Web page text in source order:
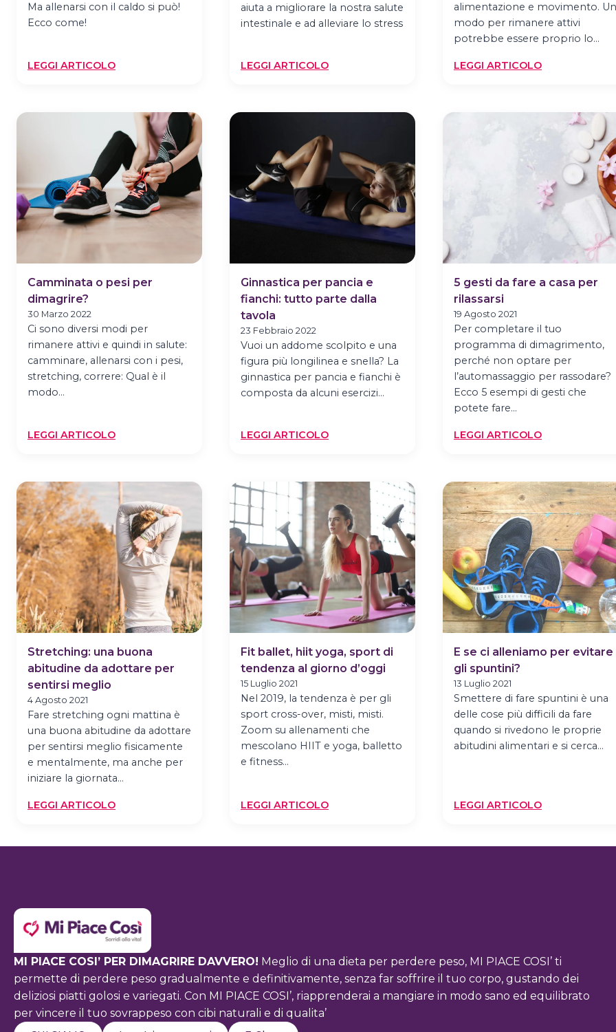
Ma allenarsi con il caldo si può!
Ecco come!
LEGGI ARTICOLO:
IL
CALDO
aiuta a migliorare la nostra salute
intestinale e ad alleviare lo stress
LEGGI ARTICOLO:
SU
MUSCOLO
alimentazione e movimento.
modo per rimanere attivi
potrebbe essere proprio lo…
LEGGI ARTICOLO:
LO
YOGA
Camminata o pesi per
dimagrire?
30 Marzo 2022
Ci sono diversi modi per
rimanere attivi e quindi in salute:
camminare, allenarsi con i pesi,
stretching, correre: Qual è il
modo…
LEGGI ARTICOLO:
PESI
PER
DIMAGRIRE?
Ginnastica per pancia e
fianchi: tutto parte dalla
tavola
23 Febbraio 2022
Vuoi un addome scolpito e una
figura più longilinea e snella? La
ginnastica per pancia e fianchi è
composta da alcuni esercizi…
LEGGI ARTICOLO:
PANCIA
E
FIANCHI:
TUTTO
PARTE
DALLA
TAVOLA
5 gesti da fare a casa per
rilassarsi
19 Agosto 2021
Per completare il tuo
programma di dimagrimento,
perché non optare per
l’automassaggio per rassodare?
Ecco 5 esempi di gesti che
potete fare…
LEGGI ARTICOLO:
DA
FARE
A
CASA
PER
RILASSARSI
Stretching: una buona
abitudine da adottare per
sentirsi meglio
4 Agosto 2021
Fare stretching ogni mattina è
una buona abitudine da adottare
per sentirsi meglio fisicamente
e mentalmente, ma anche per
iniziare la giornata…
LEGGI ARTICOLO:
SENTIRSI
MEGLIO
Fit ballet, hiit yoga, sport di
tendenza al giorno d’oggi
15 Luglio 2021
Nel 2019, la tendenza è per gli
sport cross-over, misti, misti.
Zoom su allenamenti che
mescolano HIIT e yoga, balletto
e fitness…
LEGGI ARTICOLO:
D’OGGI
E se ci alleniamo per evitare
gli spuntini?
13 Luglio 2021
Smettere di fare spuntini è una
delle cose più difficili da fare
quando si rivedono le proprie
abitudini alimentari e si cerca…
LEGGI ARTICOLO:
MI PIACE COSI’ PER DIMAGRIRE DAVVERO! Meglio di una dieta per perdere peso, MI PIACE COSI’ ti
permette di perdere peso gradualmente e definitivamente, senza far soffrire il tuo corpo, gustando dei
deliziosi piatti golosi e variegati. Con MI PIACE COSI’, riapprenderai a mangiare in modo sano ed equilibrato
per vincere il tuo sovrappeso con cibi naturali e di qualita’